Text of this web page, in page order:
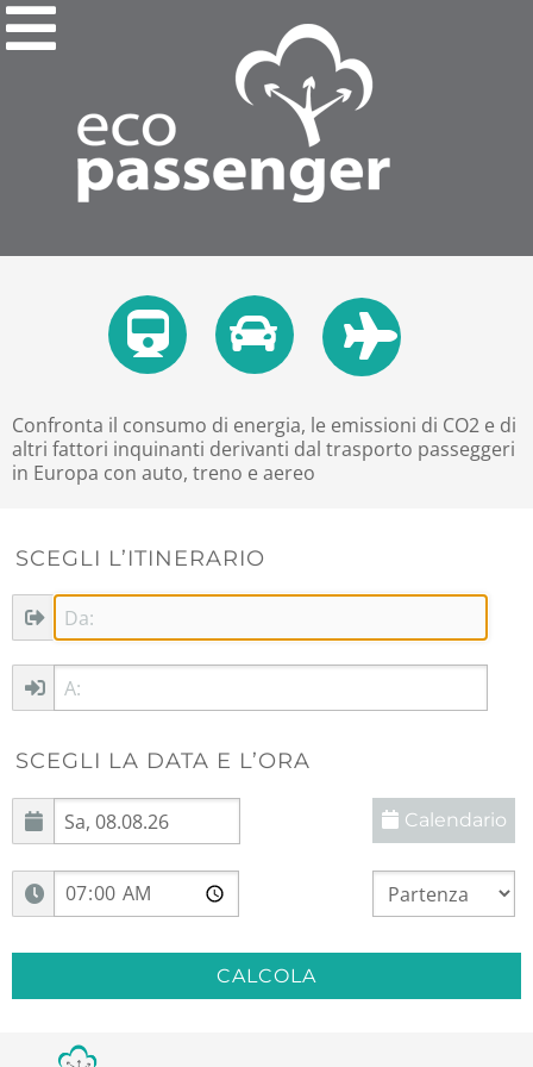
Confronta il consumo di energia, le emissioni di CO2 e di
altri fattori inquinanti derivanti dal trasporto passeggeri
in Europa con auto, treno e aereo
SCEGLI L’ITINERARIO
SCEGLI LA DATA E L’ORA
Calendario
CALCOLA